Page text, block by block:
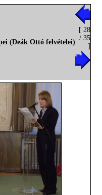
(Deák Ottó felvételei)
[ 28
/ 35
]